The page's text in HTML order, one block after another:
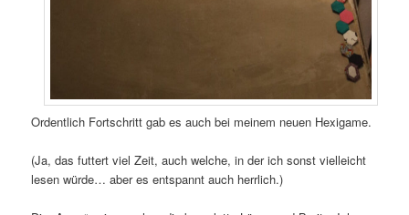
Ordentlich Fortschritt gab es auch bei meinem neuen Hexigame.
(Ja, das futtert viel Zeit, auch welche, in der ich sonst vielleicht
lesen würde… aber es entspannt auch herrlich.)